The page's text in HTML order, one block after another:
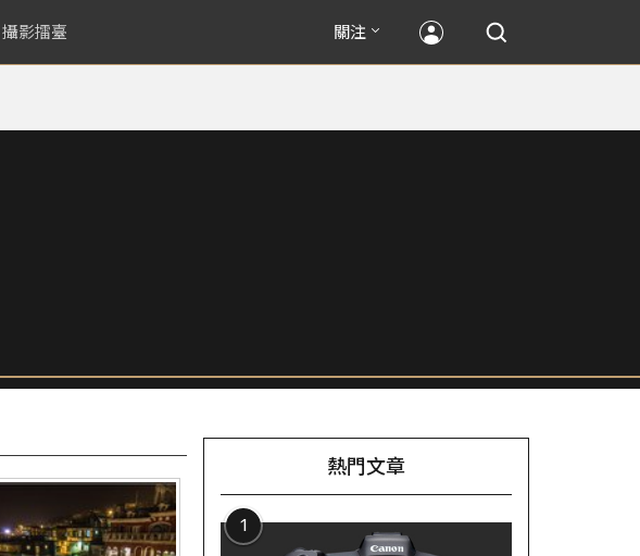
攝影擂臺 關注
熱門文章
1